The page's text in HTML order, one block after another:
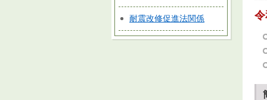
耐震改修促進法関係